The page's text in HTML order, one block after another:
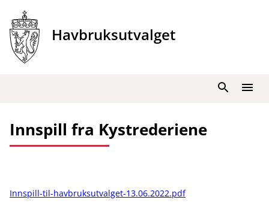
innhold
Havbruksutvalget
Meny
Søk
Innspill fra Kystrederiene
Innspill-til-havbruksutvalget-13.06.2022.pdf